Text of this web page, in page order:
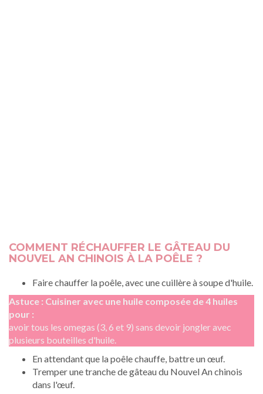
COMMENT RÉCHAUFFER LE GÂTEAU DU
NOUVEL AN CHINOIS À LA POÊLE ?
Faire chauffer la poêle, avec une cuillère à soupe d'huile.
Astuce : Cuisiner avec une huile composée de 4 huiles
pour :
avoir tous les omegas (3, 6 et 9) sans devoir jongler avec
plusieurs bouteilles d'huile.
En attendant que la poêle chauffe, battre un œuf.
Tremper une tranche de gâteau du Nouvel An chinois
dans l'œuf.